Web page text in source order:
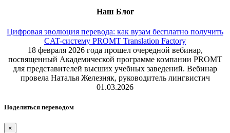
Наш Блог
Цифровая эволюция перевода: как вузам бесплатно получить
CAT-систему PROMT Translation Factory
18 февраля 2026 года прошел очередной вебинар,
посвященный Академической программе компании PROMT
для представителей высших учебных заведений. Вебинар
провела Наталья Железняк, руководитель лингвистич
01.03.2026
Поделиться переводом
×